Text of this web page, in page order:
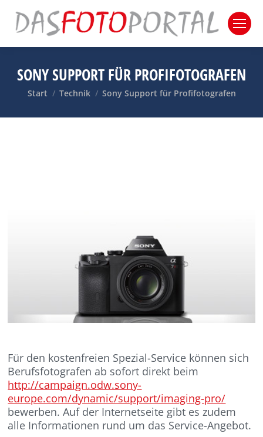
SONY SUPPORT FÜR PROFIFOTOGRAFEN
Sie befinden sich hier:
Start Technik Sony Support für Profifotografen
Für den kostenfreien Spezial-Service können sich
Berufsfotografen ab sofort direkt beim
http://campaign.odw.sony-
europe.com/dynamic/support/imaging-pro/
bewerben. Auf der Internetseite gibt es zudem
alle Informationen rund um das Service-Angebot.